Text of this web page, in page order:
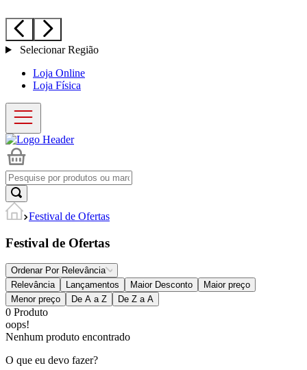
Selecionar Região
Loja Online
Loja Física
Festival de Ofertas
Festival de Ofertas
Ordenar Por Relevância
Relevância
Lançamentos Maior Desconto
Maior preço
Menor preço
De A a Z De Z a A
0 Produto
oops!
Nenhum produto encontrado
O que eu devo fazer?